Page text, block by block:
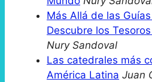
Más Allá de las
Descubre los
Nury Sandoval
Las catedrales más
América Latina Juan